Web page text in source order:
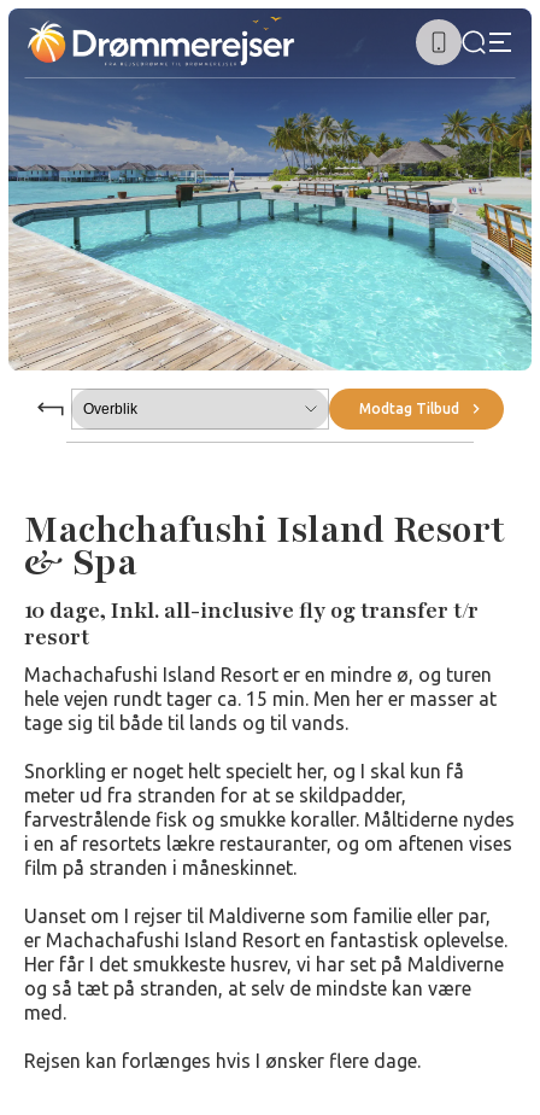
Submenu Modtag Tilbud
Machchafushi Island Resort
& Spa
10 dage, Inkl. all-inclusive fly og transfer t/r
resort
Machachafushi Island Resort er en mindre ø, og turen
hele vejen rundt tager ca. 15 min. Men her er masser at
tage sig til både til lands og til vands.
Snorkling er noget helt specielt her, og I skal kun få
meter ud fra stranden for at se skildpadder,
farvestrålende fisk og smukke koraller. Måltiderne nydes
i en af resortets lækre restauranter, og om aftenen vises
film på stranden i måneskinnet.
Uanset om I rejser til Maldiverne som familie eller par,
er Machachafushi Island Resort en fantastisk oplevelse.
Her får I det smukkeste husrev, vi har set på Maldiverne
og så tæt på stranden, at selv de mindste kan være
med.
Rejsen kan forlænges hvis I ønsker flere dage.